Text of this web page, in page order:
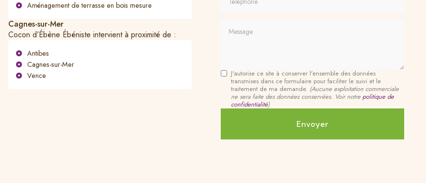
Aménagement de terrasse en bois mesure
Cagnes-sur-Mer
Cocon d’Ébène Ébéniste intervient à proximité de :
Antibes
Cagnes-sur-Mer
Vence
J'autorise ce site à conserver l'ensemble des données
transmises dans ce formulaire pour faciliter le suivi et le
traitement de ma demande. (Aucune exploitation commerciale
ne sera faite des données conservées. Voir notre politique de
confidentialité)